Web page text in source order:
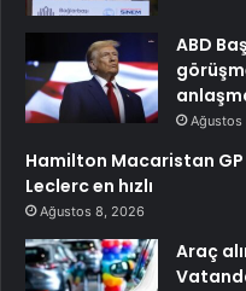
ABD
Ağustos
Hamilton Macaristan
Leclerc en hızlı
Ağustos 8, 2026
Araç